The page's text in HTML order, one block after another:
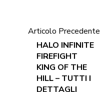
Articolo Precedente
HALO INFINITE
FIREFIGHT
KING OF THE
HILL – TUTTI I
DETTAGLI